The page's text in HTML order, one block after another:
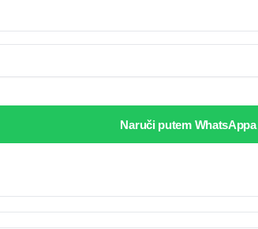
Naruči putem WhatsAppa